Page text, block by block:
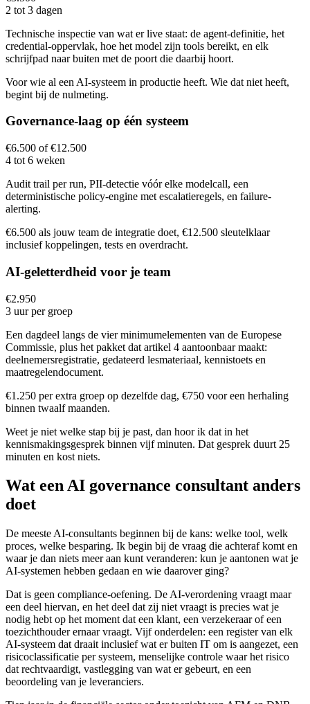
2 tot 3 dagen
Technische inspectie van wat er live staat: de agent-definitie, het
credential-oppervlak, hoe het model zijn tools bereikt, en elk
schrijfpad naar buiten met de poort die daarbij hoort.
Voor wie al een AI-systeem in productie heeft. Wie dat niet heeft,
begint bij de nulmeting.
Governance-laag op één systeem
€6.500 of €12.500
4 tot 6 weken
Audit trail per run, PII-detectie vóór elke modelcall, een
deterministische policy-engine met escalatieregels, en failure-
alerting.
€6.500 als jouw team de integratie doet, €12.500 sleutelklaar
inclusief koppelingen, tests en overdracht.
AI-geletterdheid voor je team
€2.950
3 uur per groep
Een dagdeel langs de vier minimumelementen van de Europese
Commissie, plus het pakket dat artikel 4 aantoonbaar maakt:
deelnemersregistratie, gedateerd lesmateriaal, kennistoets en
maatregelendocument.
€1.250 per extra groep op dezelfde dag, €750 voor een herhaling
binnen twaalf maanden.
Weet je niet welke stap bij je past, dan hoor ik dat in het
kennismakingsgesprek binnen vijf minuten. Dat gesprek duurt 25
minuten en kost niets.
Wat een AI governance consultant anders
doet
De meeste AI-consultants beginnen bij de kans: welke tool, welk
proces, welke besparing. Ik begin bij de vraag die achteraf komt en
waar je dan niets meer aan kunt veranderen: kun je aantonen wat je
AI-systemen hebben gedaan en wie daarover ging?
Dat is geen compliance-oefening. De AI-verordening vraagt maar
een deel hiervan, en het deel dat zij niet vraagt is precies wat je
nodig hebt op het moment dat een klant, een verzekeraar of een
toezichthouder ernaar vraagt. Vijf onderdelen: een register van elk
AI-systeem dat draait inclusief wat er buiten IT om is aangezet, een
risicoclassificatie per systeem, menselijke controle waar het risico
dat rechtvaardigt, vastlegging van wat er gebeurt, en een
beoordeling van je leveranciers.